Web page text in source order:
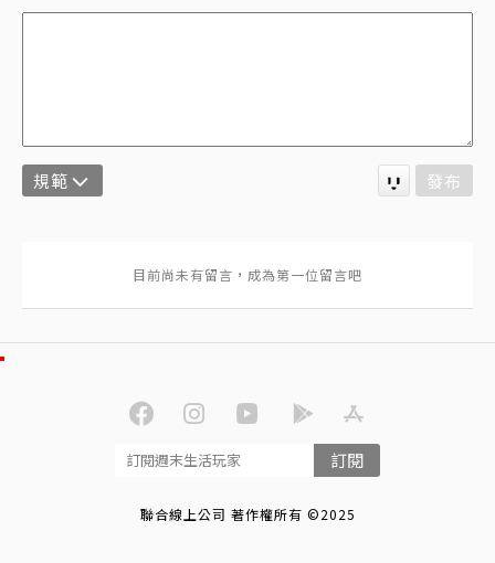
規範 發布
訂閱
聯合線上公司 著作權所有 ©2025